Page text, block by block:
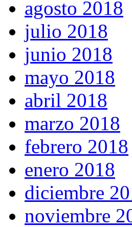
agosto 2018
julio 2018
junio 2018
mayo 2018
abril 2018
marzo 2018
febrero 2018
enero 2018
diciembre
noviembre